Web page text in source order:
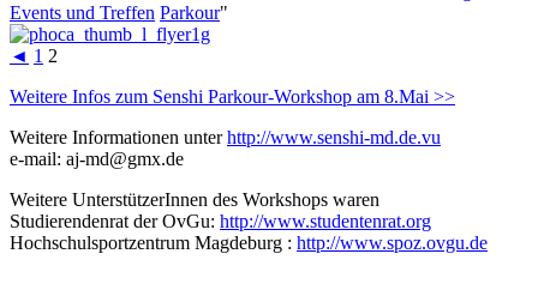
Events und Treffen Parkour"
◄ 1 2
Weitere Infos zum Senshi Parkour-Workshop am 8.Mai >>
Weitere Informationen unterhttp://www.senshi-md.de.vu
e-mail: aj-md@gmx.de
Weitere UnterstützerInnen des Workshops waren
Studierendenrat der OvGu: http://www.studentenrat.org
Hochschulsportzentrum Magdeburg : http://www.spoz.ovgu.de